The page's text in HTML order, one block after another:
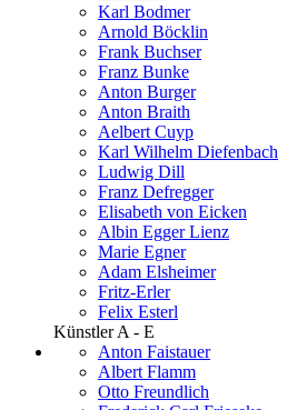
Karl Bodmer
Arnold Böcklin
Frank Buchser
Franz Bunke
Anton Burger
Anton Braith
Aelbert Cuyp
Karl Wilhelm Diefenbach
Ludwig Dill
Franz Defregger
Elisabeth von Eicken
Albin Egger Lienz
Marie Egner
Adam Elsheimer
Fritz-Erler
Felix Esterl
Künstler A - E
Anton Faistauer
Albert Flamm
Otto Freundlich